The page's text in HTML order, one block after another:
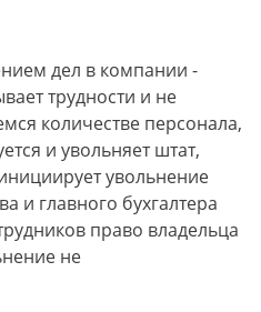
дел в компании -
трудности и не
количестве персонала,
и увольняет штат,
увольнение
и главного бухгалтера
право владельца
не